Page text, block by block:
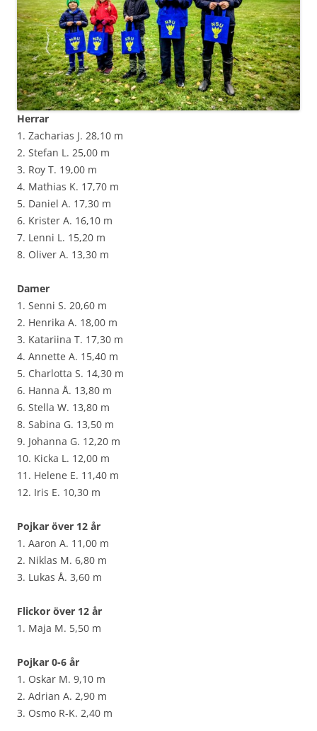
Herrar
1. Zacharias J. 28,10 m
2. Stefan L. 25,00 m
3. Roy T. 19,00 m
4. Mathias K. 17,70 m
5. Daniel A. 17,30 m
6. Krister A. 16,10 m
7. Lenni L. 15,20 m
8. Oliver A. 13,30 m
Damer
1. Senni S. 20,60 m
2. Henrika A. 18,00 m
3. Katariina T. 17,30 m
4. Annette A. 15,40 m
5. Charlotta S. 14,30 m
6. Hanna Å. 13,80 m
6. Stella W. 13,80 m
8. Sabina G. 13,50 m
9. Johanna G. 12,20 m
10. Kicka L. 12,00 m
11. Helene E. 11,40 m
12. Iris E. 10,30 m
Pojkar över 12 år
1. Aaron A. 11,00 m
2. Niklas M. 6,80 m
3. Lukas Å. 3,60 m
Flickor över 12 år
1. Maja M. 5,50 m
Pojkar 0-6 år
1. Oskar M. 9,10 m
2. Adrian A. 2,90 m
3. Osmo R-K. 2,40 m